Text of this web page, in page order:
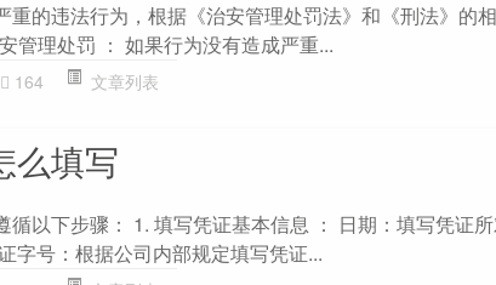
重的违法行为，根据《治安管理处罚法》和《刑法》的
管理处罚 ： 如果行为没有造成严重...
164 文章列表
么填写
循以下步骤： 1. 填写凭证基本信息 ： 日期：填写凭证
字号：根据公司内部规定填写凭证...